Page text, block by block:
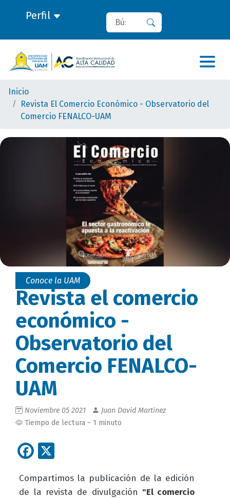
Perfil Buscar
Inicio
Revista El Comercio Económico - Observatorio del
Comercio FENALCO-UAM
Conoce la UAM
Revista el comercio
económico -
Observatorio del
Comercio FENALCO-
UAM
Noviembre 05 2021
Juan David Martinez
Tiempo de lectura ~ 1 minuto
Facebook
Compartimos la publicación de la edición
de la revista de divulgación "El comercio